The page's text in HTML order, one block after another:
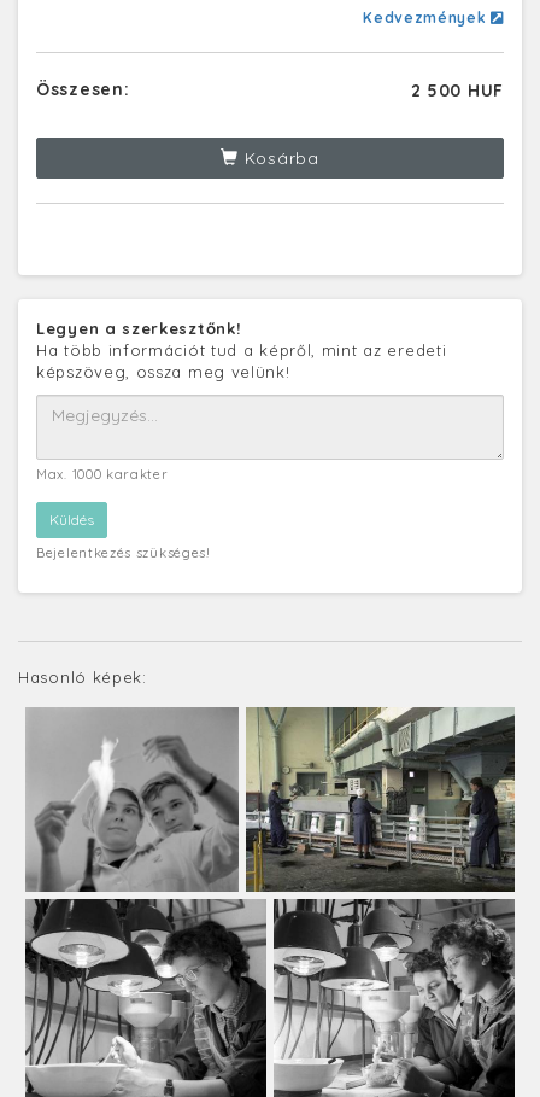
Kedvezmények
Összesen: 2 500 HUF
Kosárba
Legyen a szerkesztőnk!
Ha több információt tud a képről, mint az eredeti
képszöveg, ossza meg velünk!
Max. 1000 karakter
Bejelentkezés szükséges!
Hasonló képek: